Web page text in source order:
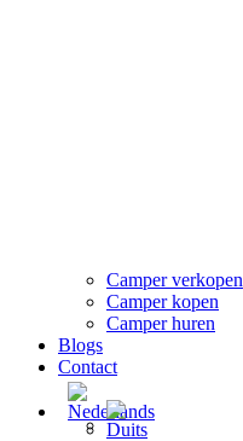
Camper verkopen
Camper kopen
Camper huren
Blogs
Contact